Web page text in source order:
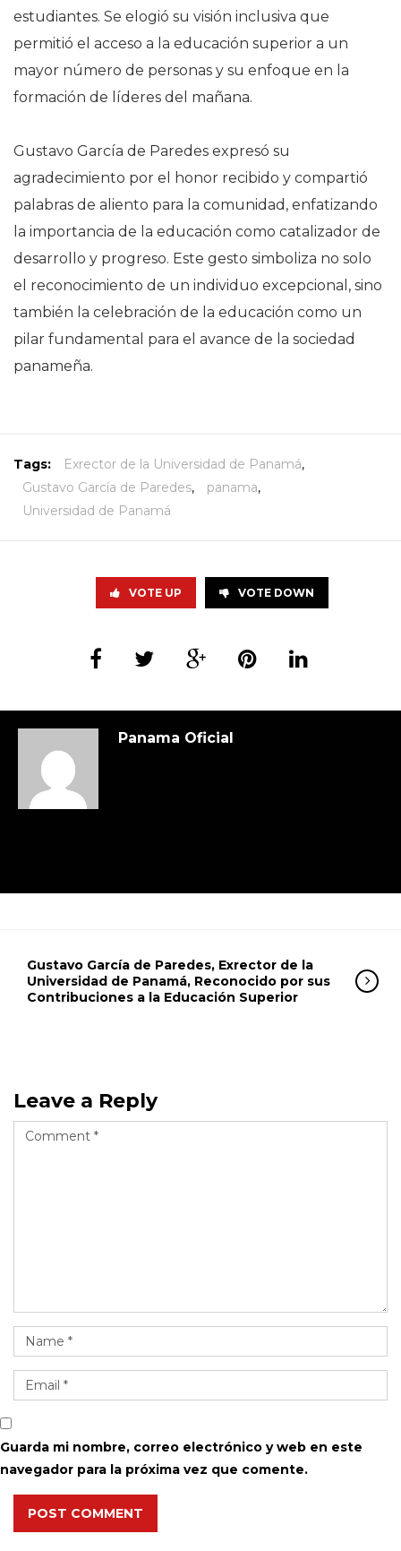
estudiantes. Se elogió su visión inclusiva que
permitió el acceso a la educación superior a un
mayor número de personas y su enfoque en la
formación de líderes del mañana.
Gustavo García de Paredes expresó su
agradecimiento por el honor recibido y compartió
palabras de aliento para la comunidad, enfatizando
la importancia de la educación como catalizador de
desarrollo y progreso. Este gesto simboliza no solo
el reconocimiento de un individuo excepcional, sino
también la celebración de la educación como un
pilar fundamental para el avance de la sociedad
panameña.
Tags: Exrector de la Universidad de Panamá,
Gustavo García de Paredes, panama,
Universidad de Panamá
VOTE UP VOTE DOWN
Panama Oficial
Gustavo García de Paredes, Exrector de la
Universidad de Panamá, Reconocido por sus
Contribuciones a la Educación Superior
Leave a Reply
Guarda mi nombre, correo electrónico y web en este
navegador para la próxima vez que comente.
POST COMMENT